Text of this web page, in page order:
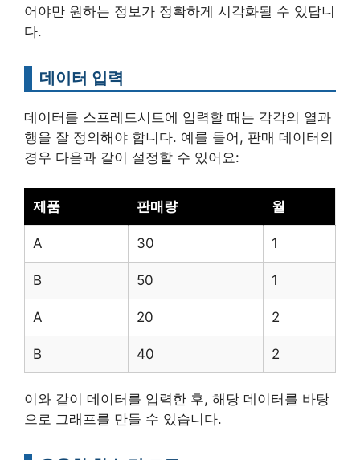
어야만 원하는 정보가 정확하게 시각화될 수 있답니
다.
데이터 입력
데이터를 스프레드시트에 입력할 때는 각각의 열과
행을 잘 정의해야 합니다. 예를 들어, 판매 데이터의
경우 다음과 같이 설정할 수 있어요:
제품 판매량 월
A 30 1
B 50 1
A 20 2
B 40 2
이와 같이 데이터를 입력한 후, 해당 데이터를 바탕
으로 그래프를 만들 수 있습니다.